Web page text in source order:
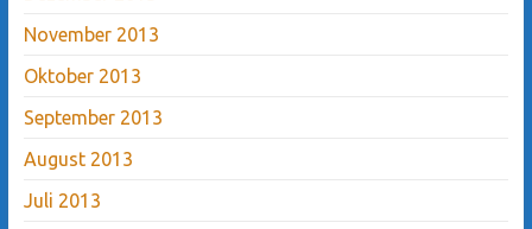
November 2013
Oktober 2013
September 2013
August 2013
Juli 2013